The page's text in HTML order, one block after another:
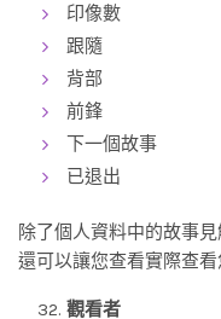
印像數
跟隨
背部
前鋒
下一個故事
已退出
除了個人資料中的故事
還可以讓您查看實際查看
觀看者